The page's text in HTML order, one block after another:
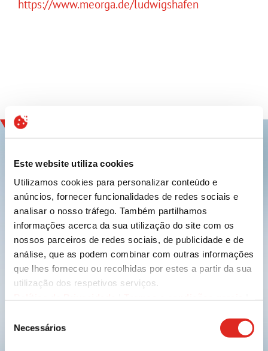
Este website utiliza cookies
Utilizamos cookies para personalizar conteúdo e
anúncios, fornecer funcionalidades de redes sociais e
analisar o nosso tráfego. Também partilhamos
informações acerca da sua utilização do site com os
nossos parceiros de redes sociais, de publicidade e de
análise, que as podem combinar com outras informações
que lhes forneceu ou recolhidas por estes a partir da sua
utilização dos respetivos serviços.
Necessários
https://www.meorga.de/ludwigshafen
Cadastre-se e
experimente a inovação